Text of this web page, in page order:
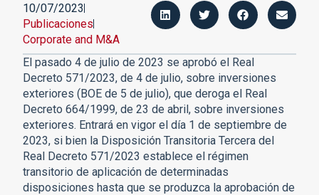
10/07/2023
Publicaciones
Corporate and M&A
El pasado 4 de julio de 2023 se aprobó el Real
Decreto 571/2023, de 4 de julio, sobre inversiones
exteriores (BOE de 5 de julio), que deroga el Real
Decreto 664/1999, de 23 de abril, sobre inversiones
exteriores. Entrará en vigor el día 1 de septiembre de
2023, si bien la Disposición Transitoria Tercera del
Real Decreto 571/2023 establece el régimen
transitorio de aplicación de determinadas
disposiciones hasta que se produzca la aprobación de